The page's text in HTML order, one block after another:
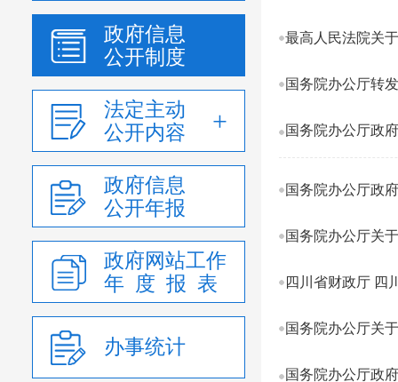
政府信息
公开制度
法定主动
公开内容
政府信息
公开年报
政府网站工作
年 度 报 表
办事统计
最高人民法院关
国务院办公厅关
国务院办公厅关